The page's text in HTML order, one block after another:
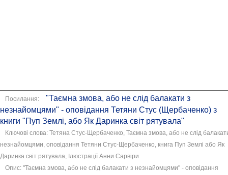
Посилання:
"Таємна змова, або не слід балакати з
незнайомцями" - оповідання Тетяни Стус (Щербаченко) з
книги "Пуп Землі, або Як Даринка світ рятувала"
Ключові слова: Тетяна Стус-Щербаченко, Таємна змова, або не слід
незнайомцями, оповідання Тетяни Стус-Щербаченко, книга Пуп Землі або Як
Даринка світ рятувала, Ілюстрації Анни Сарвіри
Опис: "Таємна змова, або не слід балакати з незнайомцями" - оповідання